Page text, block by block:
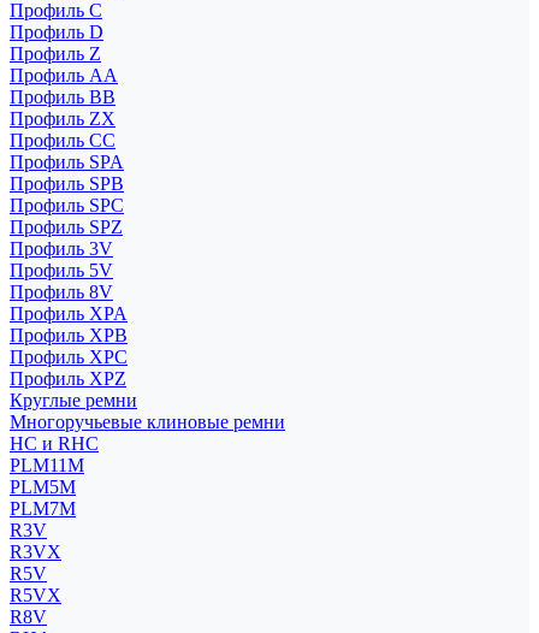
Профиль C
Профиль D
Профиль Z
Профиль АА
Профиль BB
Профиль ZX
Профиль CC
Профиль SPA
Профиль SPB
Профиль SPC
Профиль SPZ
Профиль 3V
Профиль 5V
Профиль 8V
Профиль XPA
Профиль XPB
Профиль XPC
Профиль XPZ
Круглые ремни
Многоручьевые клиновые ремни
HC и RHC
PLM11M
PLM5M
PLM7M
R3V
R3VX
R5V
R5VX
R8V